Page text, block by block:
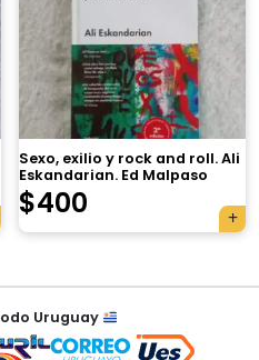
Sexo, exilio y rock and roll. Ali
Eskandarian. Ed Malpaso
$400
Uruguay
×
está vacío.
y aparecerá acá